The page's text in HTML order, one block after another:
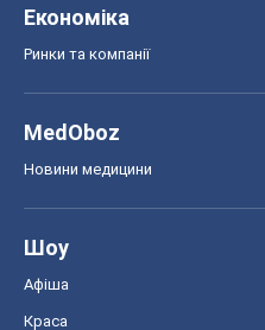
Економіка
Ринки та компанії
MedOboz
Новини медицини
Шоу
Афіша
Краса